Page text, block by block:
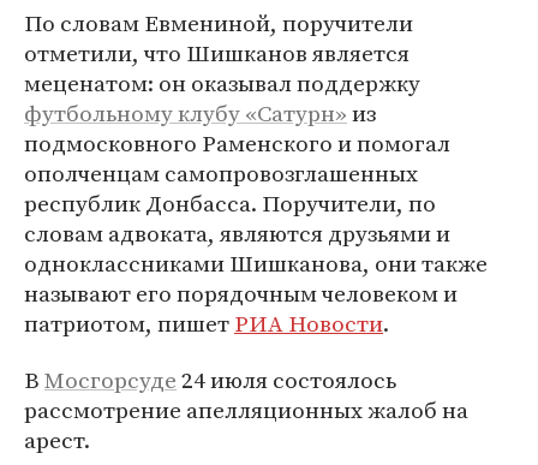
По словам Евмениной, поручители
отметили, что Шишканов является
меценатом: он оказывал поддержку
футбольному клубу «Сатурн»из
подмосковного Раменского и помогал
ополченцам самопровозглашенных
республик Донбасса. Поручители, по
словам адвоката, являются друзьями и
одноклассниками Шишканова, они также
называют его порядочным человеком и
патриотом, пишетРИА Новости.
ВМосгорсуде24 июля состоялось
рассмотрение апелляционных жалоб на
арест.